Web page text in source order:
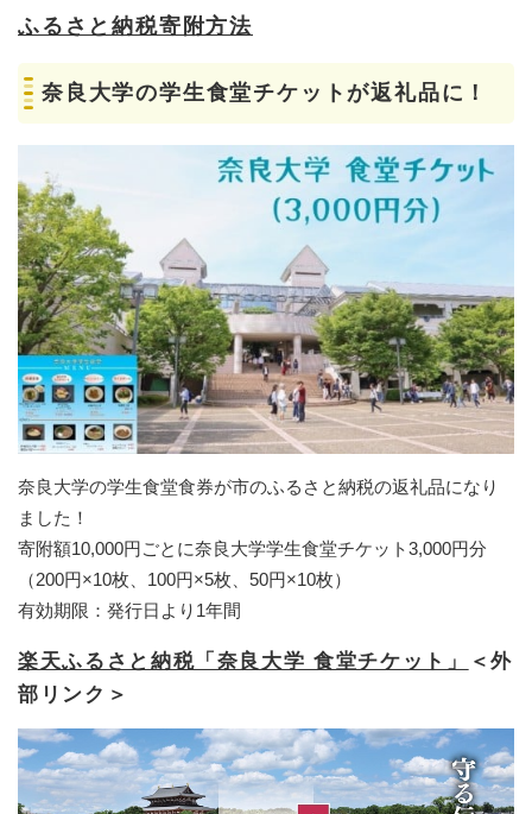
ふるさと納税寄附方法
奈良大学の学生食堂チケットが返礼品に！
奈良大学の学生食堂食券が市のふるさと納税の返礼品になり
ました！
寄附額10,000円ごとに奈良大学学生食堂チケット3,000円分
（200円×10枚、100円×5枚、50円×10枚）
有効期限：発行日より1年間
楽天ふるさと納税「奈良大学 食堂チケット」
＜外
部リンク＞